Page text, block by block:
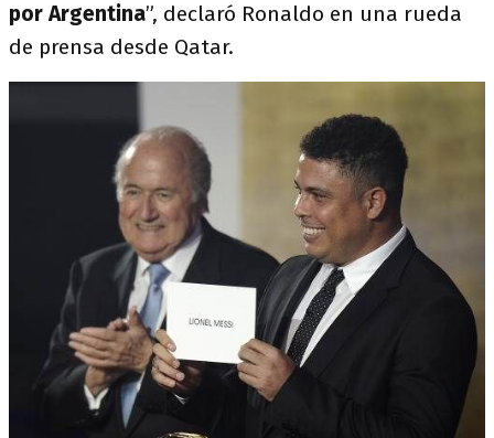
por Argentina”, declaró Ronaldo en una rueda
de prensa desde Qatar.